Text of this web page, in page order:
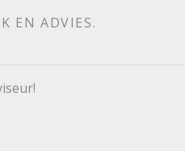
EN ADVIES.